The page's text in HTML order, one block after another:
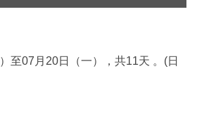
至07月20日（一），共11天 。(日